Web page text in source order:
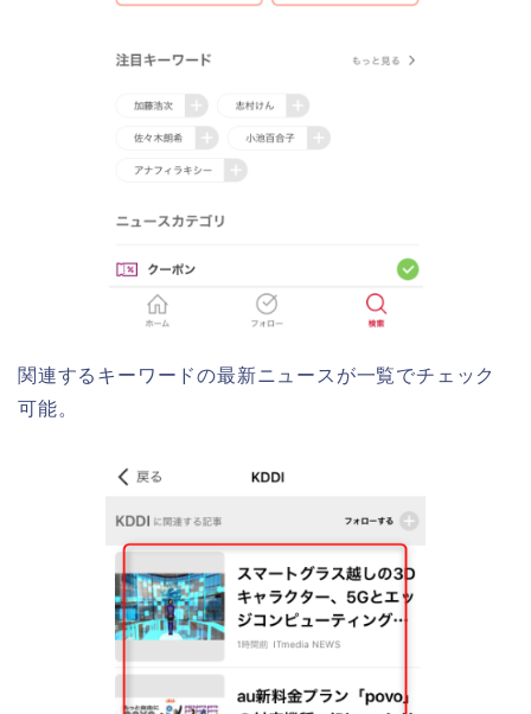
関連するキーワードの最新ニュースが一覧でチェック
可能。